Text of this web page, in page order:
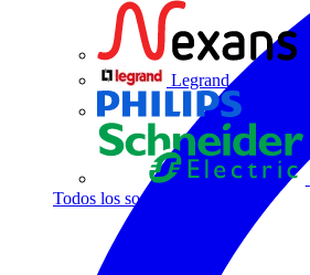
Legrand
Todos los socios